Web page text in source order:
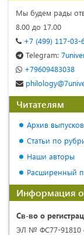
Мы будем рады
8.00 до 17.00
+7 (499) 117-03-
Telegram:
+79609483038
Читателям
Архив выпусков
Статьи по
Наши авторы
Расширенный
Информация
Св-во о
ЭЛ № ФС77-91810